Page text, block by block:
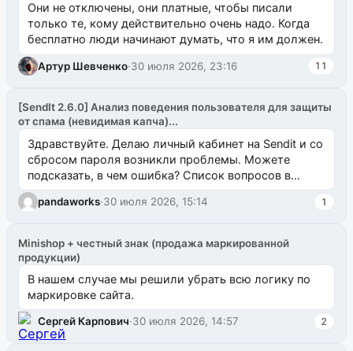
Они не отключены, они платные, чтобы писали
только те, кому действительно очень надо. Когда
бесплатно люди начинают думать, что я им должен.
Артур Шевченко·30 июля 2026, 23:16 11
[SendIt 2.6.0] Анализ поведения пользователя для защиты
от спама (невидимая капча)...
Здравствуйте. Делаю личный кабинет на Sendit и со
сбросом пароля возникли проблемы. Можете
подсказать, в чем ошибка? Список вопросов в
одноименном разделе на modx.pro пока пуст, и,...
pandaworks·30 июля 2026, 15:14 1
Minishop + честный знак (продажа маркированной
продукции)
В нашем случае мы решили убрать всю логику по
маркировке сайта.
Сергей Карпович·30 июля 2026, 14:57 2